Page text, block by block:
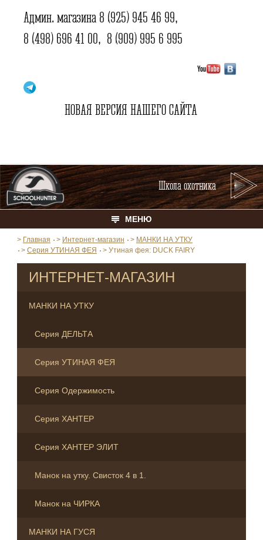
Админ. магазина 8 (925) 945 46 99,
8 (498) 696 41 00, 8 (909) 995 6 995
НОВАЯ ВЕРСИЯ НАШЕГО САЙТА
Школа охотника
МЕНЮ
> Главная > Интернет-магазин > МАНКИ НА УТКУ
> Серия УТИНАЯ ФЕЯ > Утиная фея: DUCK FAIRY
ИНТЕРНЕТ-МАГАЗИН
МАНКИ НА УТКУ
Серия ДЕЛЬТА
Серия УТИНАЯ ФЕЯ
Серия Одержимость
Серия ХАНТЕР
Серия ХАНТЕР ЭЛИТ
Манок на утку. Свисток 4 в 1.
Манок на ЧИРКА
МАНКИ НА ГУСЯ